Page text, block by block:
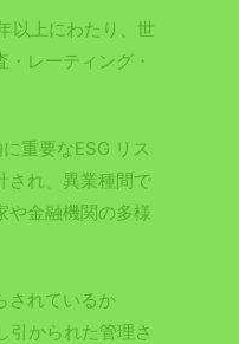
以上にわたり、世
レーティング・
重要なESG リス
され、異業種間で
や金融機関の多様
されているか
引かられた管理さ